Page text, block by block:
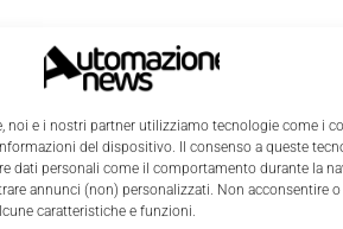
noi e i nostri partner utilizziamo tecnologie come i
del dispositivo. Il consenso a queste
dati personali come il comportamento durante la
annunci (non) personalizzati. Non acconsentire
caratteristiche e funzioni.